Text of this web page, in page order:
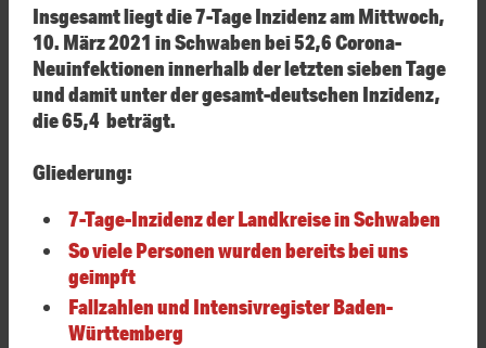
Insgesamt liegt die 7-Tage Inzidenz am Mittwoch,
10. März 2021 in Schwaben bei 52,6 Corona-
Neuinfektionen innerhalb der letzten sieben Tage
und damit unter der gesamt-deutschen Inzidenz,
die 65,4 beträgt.
Gliederung:
7-Tage-Inzidenz der Landkreise in Schwaben
So viele Personen wurden bereits bei uns
geimpft
Fallzahlen und Intensivregister Baden-
Württemberg